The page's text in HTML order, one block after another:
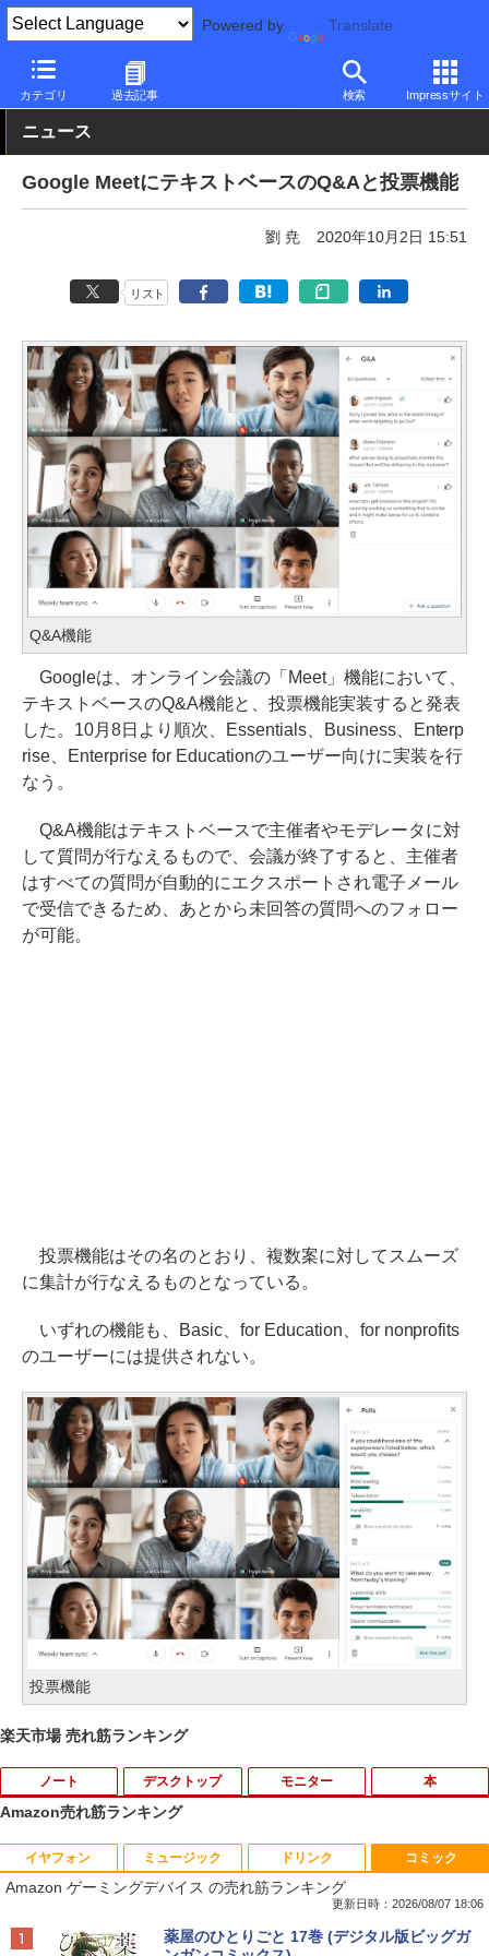
Powered by Translate
カテゴリ 過去記事 検索 Impressサイト
PC Watch 市場 サービス
ニュース
Google MeetにテキストベースのQ&Aと投票機能
劉 尭 2020年10月2日 15:51
リスト
Q&A機能
Googleは、オンライン会議の「Meet」機能において、
テキストベースのQ&A機能と、投票機能実装すると発表
した。10月8日より順次、Essentials、Business、Enterp
rise、Enterprise for Educationのユーザー向けに実装を行
なう。
Q&A機能はテキストベースで主催者やモデレータに対
して質問が行なえるもので、会議が終了すると、主催者
はすべての質問が自動的にエクスポートされ電子メール
で受信できるため、あとから未回答の質問へのフォロー
が可能。
投票機能はその名のとおり、複数案に対してスムーズ
に集計が行なえるものとなっている。
いずれの機能も、Basic、for Education、for nonprofits
のユーザーには提供されない。
投票機能
楽天市場 売れ筋ランキング
ノート
1
【中古】Panasonic Let's note SV8 CF-
SV8TDLVS【i5-8365U 8G 256G(SSD)
WiFi 12LCD(1920x1200)】【ECセンタ
デスクトップ
1
中古パソコン | Dell | OptiPlex 3040 SFF
| Windows11 | デスクトップ | 一年保証 |
第6世代 | Core i5 6500 3.2(～最大3.6)G
チ | Win11Pro64Bit
モニター
1
【マラソンセール期間中ポイント5倍】中
古モニター 23.8インチ ワイド ノングレ
ア フルHD PHILIPS 243V7Q ブラック V
済み 送料無料 30日保証
本
1
逆転バリバリバース 1 金のバリバコイン
2枚つき特装版 （コロコロコミックス） [
￥1,760
Amazon売れ筋ランキング
イヤフォン
Anker Soundcore P40i ブラック
ミュージック
BRUCE WAYNE feat. Flo Milli, ATL Jacob
ドリンク
【Amazon.co.jp限定】 い・ろ・は・す 2L P
コミック
Amazon ゲーミングデバイス の売れ筋ランキング
更新日時：2026/08/07 18:06
薬屋のひとりごと 17巻 (デジタル版ビッグガ